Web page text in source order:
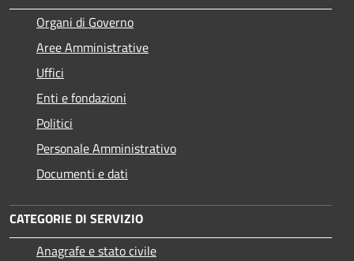
Organi di Governo
Aree Amministrative
Uffici
Enti e fondazioni
Politici
Personale Amministrativo
Documenti e dati
CATEGORIE DI SERVIZIO
Anagrafe e stato civile